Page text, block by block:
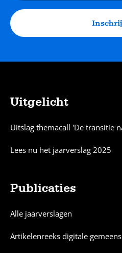
Uitgelicht
Uitslag themacall 'De transitie
Lees nu het jaarverslag 2025
Publicaties
Alle jaarverslagen
Artikelenreeks digitale